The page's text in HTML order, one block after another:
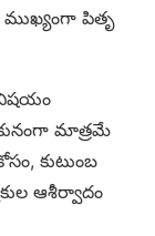
పితృ
మాత్రమే
కుటుంబ
ఆశీర్వాదం